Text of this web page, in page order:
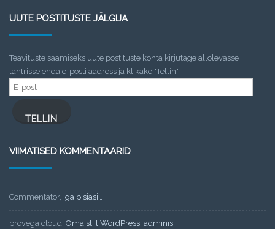
UUTE POSTITUSTE JÄLGIJA
Teavituste saamiseks uute postituste kohta kirjutage allolevasse
lahtrisse enda e-posti aadress ja klikake "Tellin"
E-
post
TELLIN
VIIMATISED KOMMENTAARID
Commentator, Iga pisiasi…
provega cloud, Oma stiil WordPressi adminis